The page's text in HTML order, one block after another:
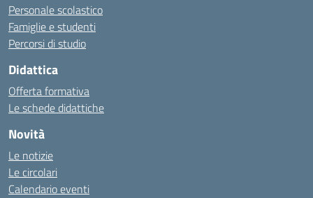
Personale scolastico
Famiglie e studenti
Percorsi di studio
Didattica
Offerta formativa
Le schede didattiche
Novità
Le notizie
Le circolari
Calendario eventi